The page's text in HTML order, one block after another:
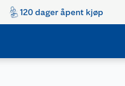
120 dager åpent kjøp